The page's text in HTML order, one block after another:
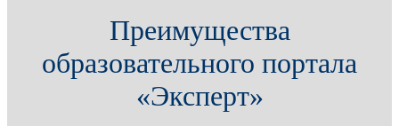
Преимущества
образовательного портала
«Эксперт»